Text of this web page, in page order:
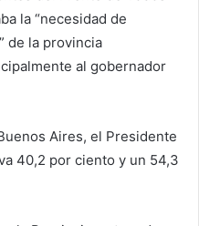
la “necesidad de
de la provincia
al gobernador
Aires, el Presidente
40,2 por ciento y un 54,3